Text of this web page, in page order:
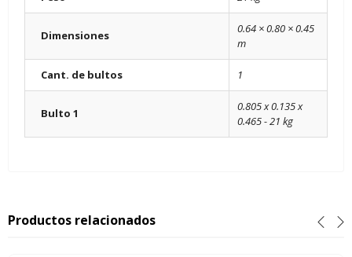
Dimensiones
0.64 × 0.80 × 0.45
m
Cant. de bultos 1
Bulto 1
0.805 x 0.135 x
0.465 - 21 kg
Productos relacionados